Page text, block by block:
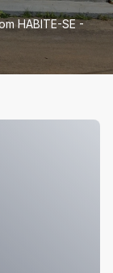
HABITE-SE -